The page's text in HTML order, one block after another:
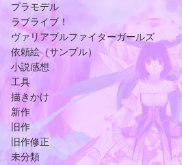
プラモデル
ラブライブ！
ヴァリアブルファイターガールズ
依頼絵（サンプル）
小説感想
工具
描きかけ
新作
旧作
旧作修正
未分類